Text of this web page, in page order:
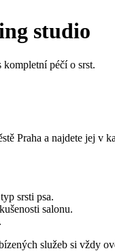
studio
péčí o srst.
Praha a najdete jej
srsti psa.
salonu.
služeb si vždy